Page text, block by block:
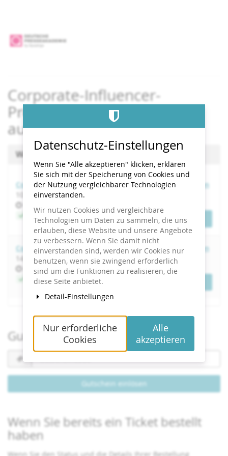
springen
Corporate-Influencer-
Programme erfolgreich
aufbauen
Wählen Sie einen Termin aus
Corporate-Influencer-Programme erfolgreich aufbauen
bis
11. November 2026
Jetzt buchen Tickets
Corporate-Influencer-Programme erfolgreich aufbauen
14.
bis
15. April 2027
Uhrzeit
09:00
Jetzt buchen
Gutschein einlösen
Gutscheincode
erforderlich
Gutschein einlösen
Wenn Sie bereits ein Ticket bestellt
haben
Datenschutz-Einstellungen
Wenn Sie "Alle akzeptieren" klicken, erklären
Sie sich mit der Speicherung von Cookies und
der Nutzung vergleichbarer Technologien
einverstanden.
Wir nutzen Cookies und vergleichbare
Technologien um Daten zu sammeln, die uns
erlauben, diese Website und unsere Angebote
zu verbessern. Wenn Sie damit nicht
einverstanden sind, werden wir Cookies nur
benutzen, wenn sie zwingend erforderlich
sind um die Funktionen zu realisieren, die
diese Seite anbietet.
Detail-Einstellungen
Nur erforderliche
Cookies
Alle
akzeptieren